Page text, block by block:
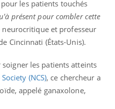
les patients touchés
présent pour combler cette
et professeur
Cincinnati (États-Unis).
les patients atteints
(NCS), ce chercheur a
appelé ganaxolone,